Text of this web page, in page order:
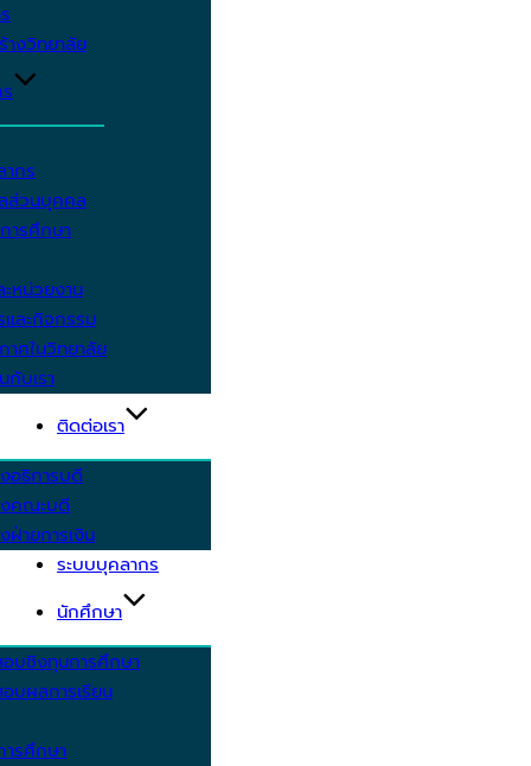
างวิทยาลัย
กร
ส่วนบุคคล
ารศึกษา
หน่วยงาน
และกิจกรรม
าศในวิทยาลัย
กับเรา
ติดต่อเรา
อธิการบดี
คณะบดี
ฝ่ายการเงิน
ระบบบุคลากร
นักศึกษา
บชิงทุนการศึกษา
บผลการเรียน
รศึกษา